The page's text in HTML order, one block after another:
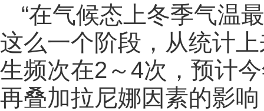
“在气候态上冬季气温
这么一个阶段，从统计
生频次在2～4次，预计
再叠加拉尼娜因素的影